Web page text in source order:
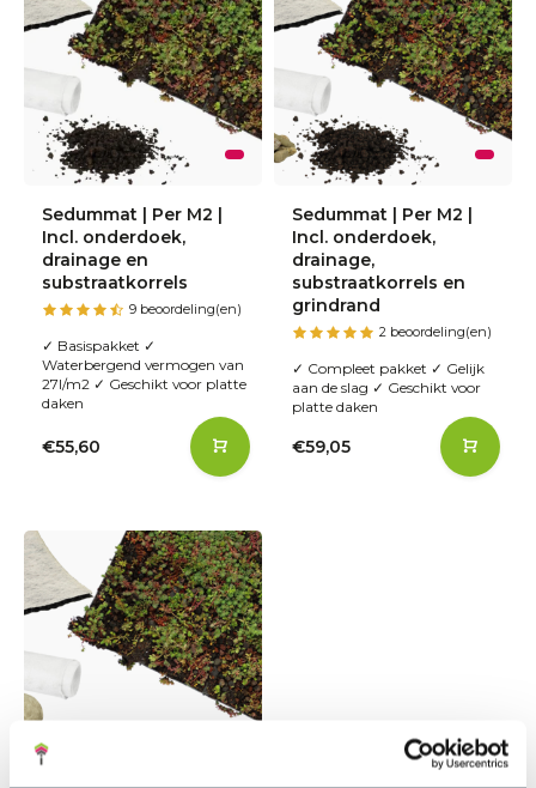
Sedummat | Per M2 |
Incl. onderdoek,
drainage en
substraatkorrels
9 beoordeling(en)
✓ Basispakket ✓
Waterbergend vermogen van
27l/m2 ✓ Geschikt voor platte
daken
€55,60
Sedummat | Per M2 |
Incl. onderdoek,
drainage,
substraatkorrels en
grindrand
2 beoordeling(en)
✓ Compleet pakket ✓ Gelijk
aan de slag ✓ Geschikt voor
platte daken
€59,05